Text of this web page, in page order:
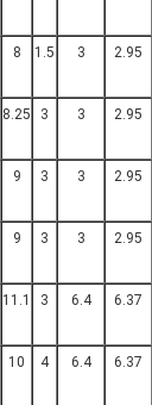
8 1.5 3 2.95
8.25 3 3 2.95
9 3 3 2.95
9 3 3 2.95
11.1 3 6.4 6.37
10 4 6.4 6.37